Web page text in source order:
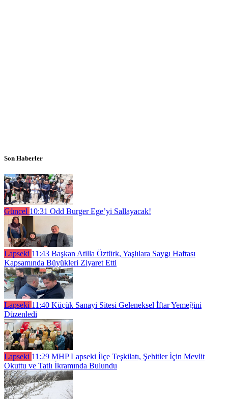
Son Haberler
Güncel 10:31 Odd Burger Ege’yi Sallayacak!
Lapseki 11:43 Başkan Atilla Öztürk, Yaşlılara Saygı Haftası
Kapsamında Büyükleri Ziyaret Etti
Lapseki 11:40 Küçük Sanayi Sitesi Geleneksel İftar Yemeğini
Düzenledi
Lapseki 11:29 MHP Lapseki İlçe Teşkilatı, Şehitler İçin Mevlit
Okuttu ve Tatlı İkramında Bulundu